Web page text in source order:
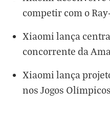
competir com o
Xiaomi lança
concorrente da
Xiaomi lança
nos Jogos